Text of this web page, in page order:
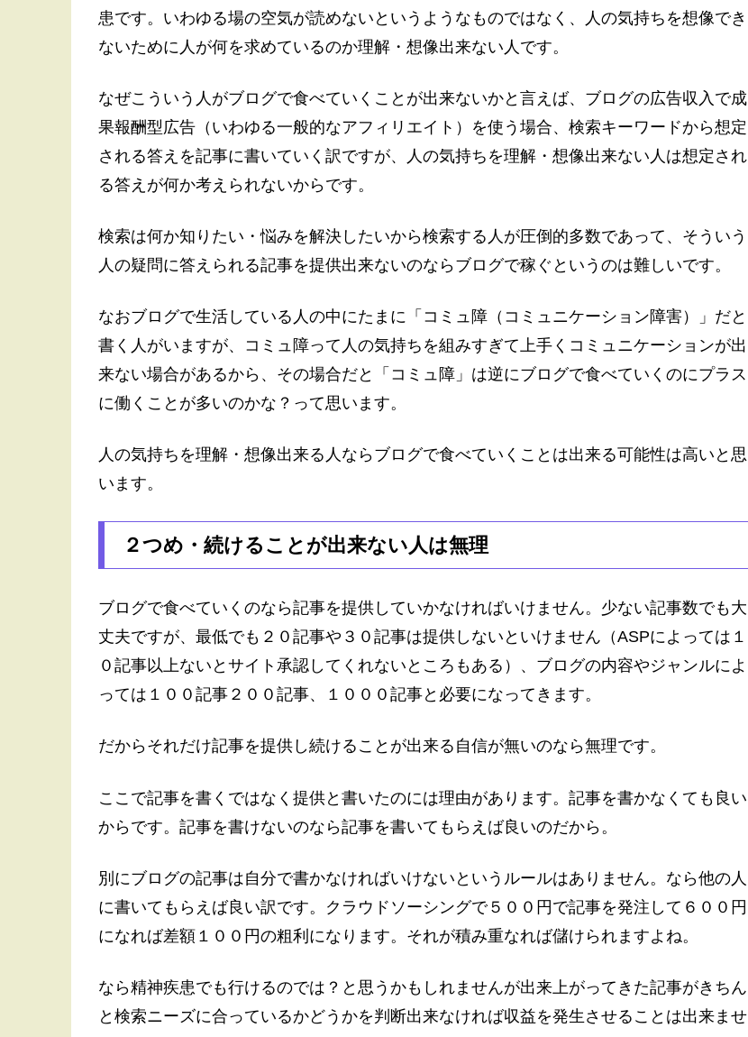
患です。いわゆる場の空気が読めないというようなものではなく、人の気持ちを想像でき
ないために人が何を求めているのか理解・想像出来ない人です。
なぜこういう人がブログで食べていくことが出来ないかと言えば、ブログの広告収入で成
果報酬型広告（いわゆる一般的なアフィリエイト）を使う場合、検索キーワードから想定
される答えを記事に書いていく訳ですが、人の気持ちを理解・想像出来ない人は想定され
る答えが何か考えられないからです。
検索は何か知りたい・悩みを解決したいから検索する人が圧倒的多数であって、そういう
人の疑問に答えられる記事を提供出来ないのならブログで稼ぐというのは難しいです。
なおブログで生活している人の中にたまに「コミュ障（コミュニケーション障害）」だと
書く人がいますが、コミュ障って人の気持ちを組みすぎて上手くコミュニケーションが出
来ない場合があるから、その場合だと「コミュ障」は逆にブログで食べていくのにプラス
に働くことが多いのかな？って思います。
人の気持ちを理解・想像出来る人ならブログで食べていくことは出来る可能性は高いと思
います。
２つめ・続けることが出来ない人は無理
ブログで食べていくのなら記事を提供していかなければいけません。少ない記事数でも大
丈夫ですが、最低でも２０記事や３０記事は提供しないといけません（ASPによっては１
０記事以上ないとサイト承認してくれないところもある）、ブログの内容やジャンルによ
っては１００記事２００記事、１０００記事と必要になってきます。
だからそれだけ記事を提供し続けることが出来る自信が無いのなら無理です。
ここで記事を書くではなく提供と書いたのには理由があります。記事を書かなくても良い
からです。記事を書けないのなら記事を書いてもらえば良いのだから。
別にブログの記事は自分で書かなければいけないというルールはありません。なら他の人
に書いてもらえば良い訳です。クラウドソーシングで５００円で記事を発注して６００円
になれば差額１００円の粗利になります。それが積み重なれば儲けられますよね。
なら精神疾患でも行けるのでは？と思うかもしれませんが出来上がってきた記事がきちん
と検索ニーズに合っているかどうかを判断出来なければ収益を発生させることは出来ませ